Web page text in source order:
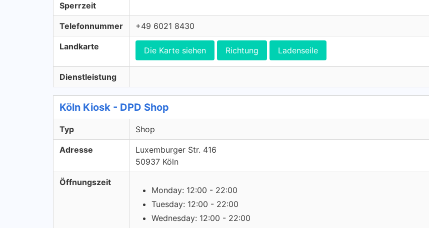
Sperrzeit
Telefonnummer +49 6021 8430
Landkarte Die Karte siehen Richtung Ladenseile
Dienstleistung
Köln Kiosk - DPD Shop
Typ Shop
Adresse
Luxemburger Str. 416
50937 Köln
Öffnungszeit
Monday: 12:00 - 22:00
Tuesday: 12:00 - 22:00
Wednesday: 12:00 - 22:00